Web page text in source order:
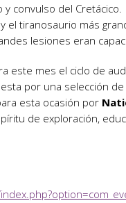
convulso del Cretácico.
el tiranosaurio más
lesiones eran
este mes el ciclo de
por una selección
esta ocasión por
de exploración,